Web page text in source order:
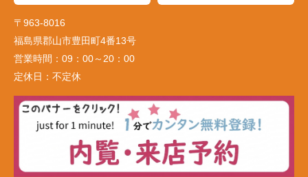
〒963-8016
福島県郡山市豊田町4番13号
営業時間： 09：00～20：00
定休日： 不定休